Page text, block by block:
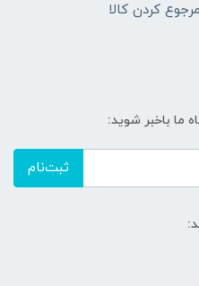
مرجوع کردن کالا
ما باخبر شوید:
ثبت‌نام